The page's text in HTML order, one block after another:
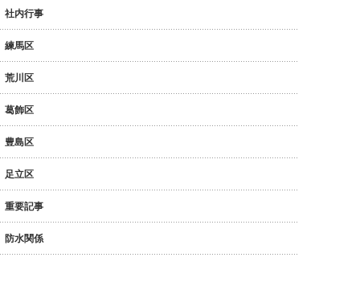
社内行事
練馬区
荒川区
葛飾区
豊島区
足立区
重要記事
防水関係